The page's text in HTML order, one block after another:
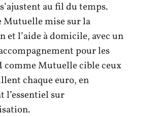
au fil du temps.
Mutuelle mise sur la
et l’aide à domicile, avec un
pour les
comme Mutuelle cible ceux
chaque euro, en
l’essentiel sur